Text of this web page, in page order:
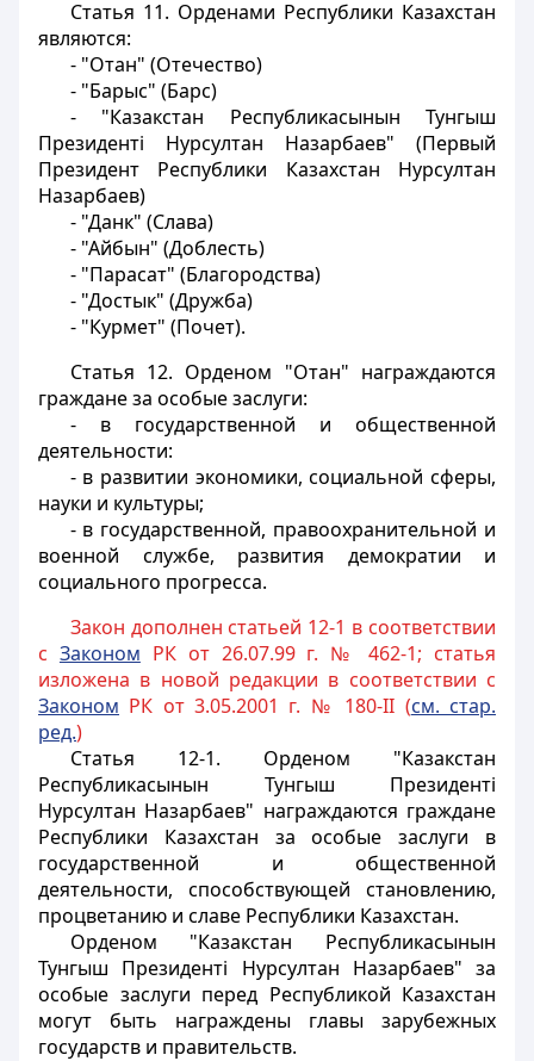
Статья 11. Орденами Республики Казахстан
являются:
- "Отан" (Отечество)
- "Барыс" (Барс)
- "Казакстан Республикасынын Тунгыш
Президентi Нурсултан Назарбаев" (Первый
Президент Республики Казахстан Нурсултан
Назарбаев)
- "Данк" (Слава)
- "Айбын" (Доблесть)
- "Парасат" (Благородства)
- "Достык" (Дружба)
- "Курмет" (Почет).
Статья 12. Орденом "Отан" награждаются
граждане за особые заслуги:
- в государственной и общественной
деятельности:
- в развитии экономики, социальной сферы,
науки и культуры;
- в государственной, правоохранительной и
военной службе, развития демократии и
социального прогресса.
Закон дополнен статьей 12-1 в соответствии
с Законом РК от 26.07.99 г. № 462-1; статья
изложена в новой редакции в соответствии с
Законом РК от 3.05.2001 г. № 180-II (см. стар.
ред.)
Статья 12-1. Орденом "Казакстан
Республикасынын Тунгыш Президентi
Нурсултан Назарбаев" награждаются граждане
Республики Казахстан за особые заслуги в
государственной и общественной
деятельности, способствующей становлению,
процветанию и славе Республики Казахстан.
Орденом "Казакстан Республикасынын
Тунгыш Президентi Нурсултан Назарбаев" за
особые заслуги перед Республикой Казахстан
могут быть награждены главы зарубежных
государств и правительств.